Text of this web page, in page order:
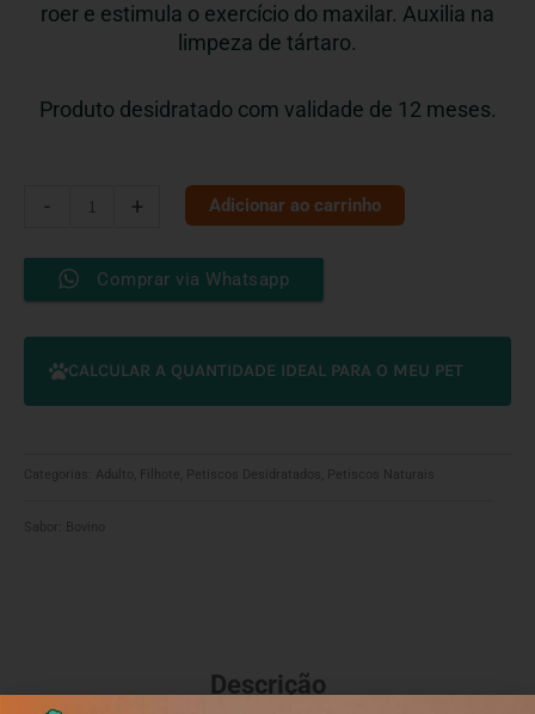
roer e estimula o exercício do maxilar. Auxilia na
limpeza de tártaro.
Produto desidratado com validade de 12 meses.
-
Sashimi
Bovino
4
und
quantidade
+ Adicionar ao carrinho
Comprar via Whatsapp
CALCULAR A QUANTIDADE IDEAL PARA O MEU PET
Categorias: Adulto Filhote Petiscos Desidratados Petiscos Naturais
Sabor: Bovino
Descrição